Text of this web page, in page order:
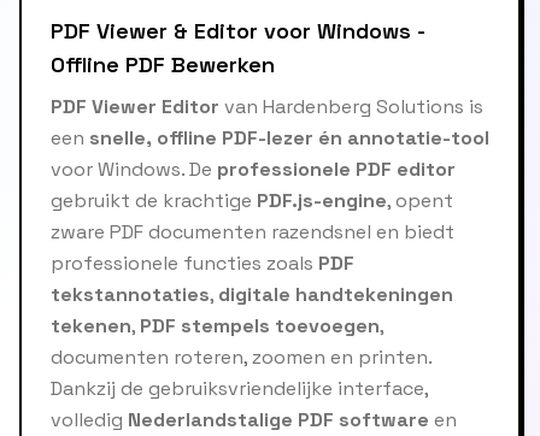
PDF Viewer & Editor voor Windows -
Offline PDF Bewerken
PDF Viewer Editor van Hardenberg Solutions is
een snelle, offline PDF-lezer én annotatie-tool
voor Windows. De professionele PDF editor
gebruikt de krachtige PDF.js-engine, opent
zware PDF documenten razendsnel en biedt
professionele functies zoals PDF
tekstannotaties, digitale handtekeningen
tekenen, PDF stempels toevoegen,
documenten roteren, zoomen en printen.
Dankzij de gebruiksvriendelijke interface,
volledig Nederlandstalige PDF software en